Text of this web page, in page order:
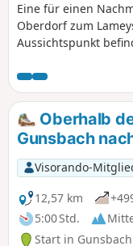
Eine für einen
Oberdorf zum
Aussichtspunkt
Unterholz, mit der
Christlesgut zu
Oberhalb
Gunsbach
Visorando-
12,57 km
5:00 Std.
Start in